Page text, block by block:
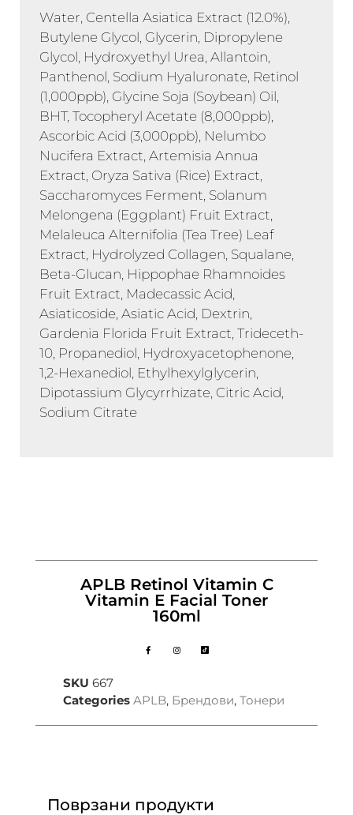
Water, Centella Asiatica Extract (12.0%),
Butylene Glycol, Glycerin, Dipropylene
Glycol, Hydroxyethyl Urea, Allantoin,
Panthenol, Sodium Hyaluronate, Retinol
(1,000ppb), Glycine Soja (Soybean) Oil,
BHT, Tocopheryl Acetate (8,000ppb),
Ascorbic Acid (3,000ppb), Nelumbo
Nucifera Extract, Artemisia Annua
Extract, Oryza Sativa (Rice) Extract,
Saccharomyces Ferment, Solanum
Melongena (Eggplant) Fruit Extract,
Melaleuca Alternifolia (Tea Tree) Leaf
Extract, Hydrolyzed Collagen, Squalane,
Beta-Glucan, Hippophae Rhamnoides
Fruit Extract, Madecassic Acid,
Asiaticoside, Asiatic Acid, Dextrin,
Gardenia Florida Fruit Extract, Trideceth-
10, Propanediol, Hydroxyacetophenone,
1,2-Hexanediol, Ethylhexylglycerin,
Dipotassium Glycyrrhizate, Citric Acid,
Sodium Citrate
APLB Retinol Vitamin C
Vitamin E Facial Toner
160ml
SKU 667
Categories APLB, Брендови, Тонери
Поврзани продукти